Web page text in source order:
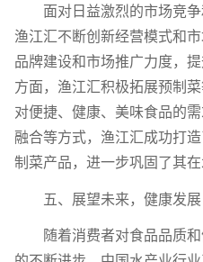
面对日益激烈的市场竞争
渔江汇不断创新经营模式和
品牌建设和市场推广力度，
方面，渔江汇积极拓展预制
对便捷、健康、美味食品的
融合等方式，渔江汇成功打
制菜产品，进一步巩固了其在
五、展望未来，健康发展
随着消费者对食品品质和